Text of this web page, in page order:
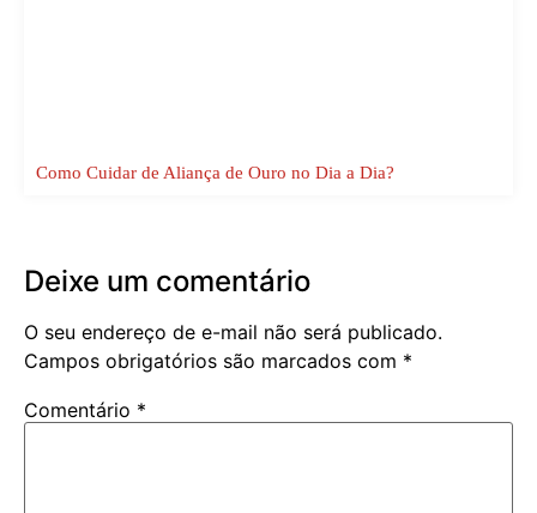
Como Cuidar de Aliança de Ouro no Dia a Dia?
Deixe um comentário
O seu endereço de e-mail não será publicado.
Campos obrigatórios são marcados com *
Comentário *